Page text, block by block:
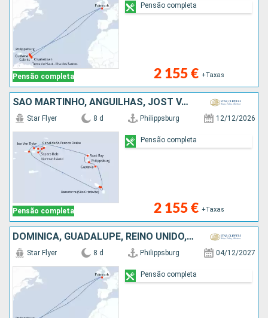
Pensão completa 2 155 € +Taxas
Pensão completa
SÃO MARTINHO, ANGUILHAS, JOST VAN DYKE, TORTOLA, CANAL SIR FRANCIS DRAKE, NORMAN ISLAND, VIRGIN GORDA, ANTÍGUA E BARBUDA, FRANÇA
Pensão completa
Star Flyer 8 d Philippsburg 12/12/2026
2 155 € +Taxas
Pensão completa
DOMINICA, GUADALUPE, REINO UNIDO, FRANÇA, SÃO MARTINHO
Star Flyer 8 d Philippsburg 04/12/2027
Pensão completa